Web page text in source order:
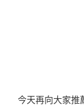
今天再向大家推